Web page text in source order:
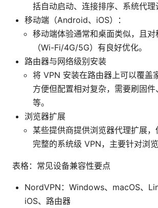
括自动启动、连接排序、系统代理
移动端（Android、iOS）：
移动端体验通常和桌面类似，且
（Wi-Fi/4G/5G）有良好优化。
路由器与网络级别安装
将 VPN 安装在路由器上可以覆盖
方便但配置相对复杂，需要刷固
等。
浏览器扩展
某些提供商提供浏览器代理扩展
完整的系统级 VPN，主要针对浏览
表格：常见设备兼容性要点
NordVPN：Windows、macOS、
iOS、路由器